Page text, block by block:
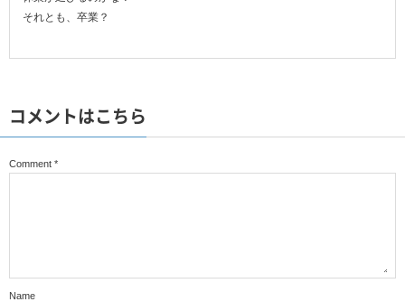
それとも、卒業？
コメントはこちら
Comment *
Name